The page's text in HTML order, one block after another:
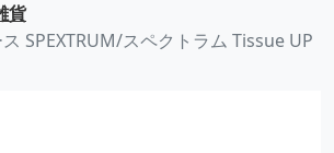
貨
SPEXTRUM/スペクトラム Tissue UP